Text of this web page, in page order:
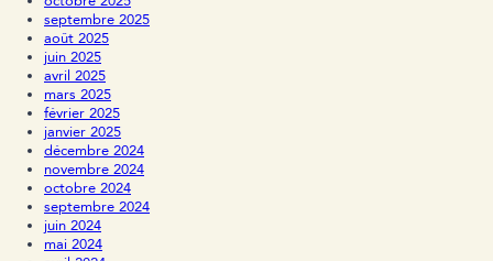
septembre 2025
août 2025
juin 2025
avril 2025
mars 2025
février 2025
janvier 2025
décembre 2024
novembre 2024
octobre 2024
septembre 2024
juin 2024
mai 2024